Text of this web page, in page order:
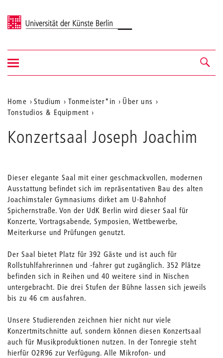
Universität der Künste Berlin
Navigation &
Suche
Navigation
ein-/ausblenden
Aktuelle
Position
auf
Home Studium Tonmeister*in
Über uns
Tonstudios & Equipment
Konzertsaal Joseph Joachim
Dieser elegante Saal mit einer geschmackvollen, modernen
Ausstattung befindet sich im repräsentativen Bau des alten
Joachimstaler Gymnasiums dirket am U-Bahnhof
Spichernstraße. Von der UdK Berlin wird dieser Saal für
Konzerte, Vortragsabende, Symposien, Wettbewerbe,
Meiterkurse und Prüfungen genutzt.
Der Saal bietet Platz für 392 Gäste und ist auch für
Rollstuhlfahrerinnen und -fahrer gut zugänglich. 352 Plätze
befinden sich in Reihen und 40 weitere sind in Nischen
untergebracht. Die drei Stufen der Bühne lassen sich jeweils
bis zu 46 cm ausfahren.
Unsere Studierenden zeichnen hier nicht nur viele
Konzertmitschnitte auf, sondern können diesen Konzertsaal
auch für Musikproduktionen nutzen. In der Tonregie steht
hierfür O2R96 zur Verfügung. Alle Mikrofon- und